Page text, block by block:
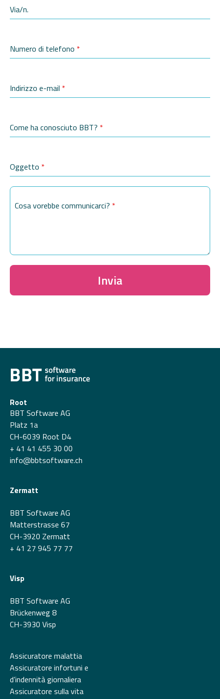
Via/n.
Numero di telefono *
Indirizzo e-mail *
Come ha conosciuto BBT? *
Oggetto *
Cosa vorebbe communicarci? *
Invia
Root
BBT Software AG
Platz 1a
CH-6039 Root D4
+ 41 41 455 30 00
info@bbtsoftware.ch
Zermatt
BBT Software AG
Matterstrasse 67
CH-3920 Zermatt
+ 41 27 945 77 77
Visp
BBT Software AG
Brückenweg 8
CH-3930 Visp
Assicuratore malattia
Assicuratore infortuni e
d’indennità giornaliera
Assicuratore sulla vita